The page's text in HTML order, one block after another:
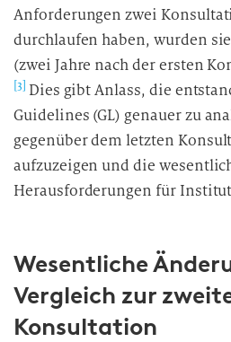
Anforderungen zwei
durchlaufen haben, wurden
(zwei Jahre nach der ersten
[3] Dies gibt Anlass, die
Guidelines (GL) genauer zu
gegenüber dem letzten
aufzuzeigen und die
Herausforderungen für
Wesentliche
Vergleich zur
Konsultation